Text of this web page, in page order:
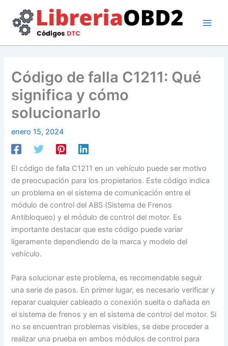
contenido
Código de falla C1211: Qué
significa y cómo
solucionarlo
enero 15, 2024
El código de falla C1211 en un vehículo puede ser motivo
de preocupación para los propietarios. Este código indica
un problema en el sistema de comunicación entre el
módulo de control del ABS (Sistema de Frenos
Antibloqueo) y el módulo de control del motor. Es
importante destacar que este código puede variar
ligeramente dependiendo de la marca y modelo del
vehículo.
Para solucionar este problema, es recomendable seguir
una serie de pasos. En primer lugar, es necesario verificar y
reparar cualquier cableado o conexión suelta o dañada en
el sistema de frenos y en el sistema de control del motor. Si
no se encuentran problemas visibles, se debe proceder a
realizar una prueba en ambos módulos de control para